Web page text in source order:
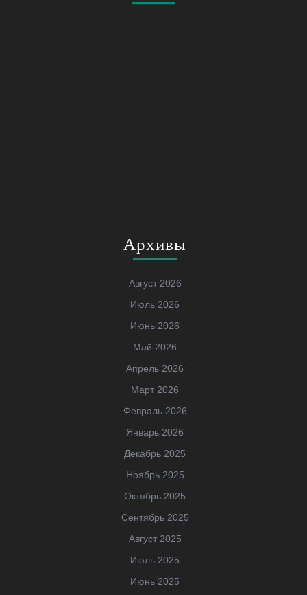
Архивы
Август 2026
Июль 2026
Июнь 2026
Май 2026
Апрель 2026
Март 2026
Февраль 2026
Январь 2026
Декабрь 2025
Ноябрь 2025
Октябрь 2025
Сентябрь 2025
Август 2025
Июль 2025
Июнь 2025